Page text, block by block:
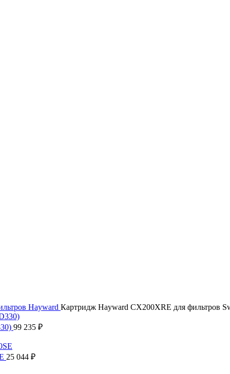
Hayward Картридж Hayward CX200XRE для фильтров
99 235 ₽
25 044 ₽